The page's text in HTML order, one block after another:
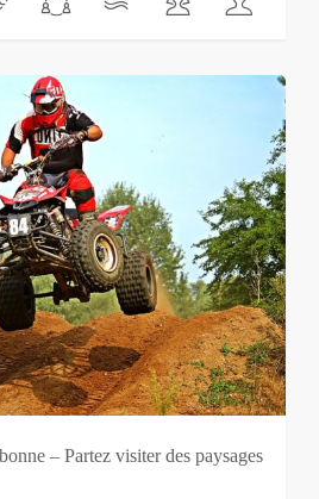
– Partez visiter des paysages